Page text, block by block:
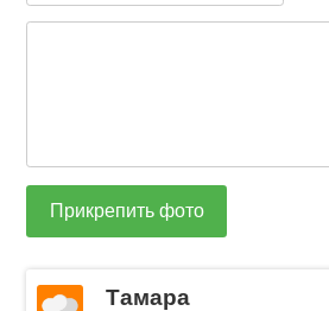
Прикрепить фото
Тамара